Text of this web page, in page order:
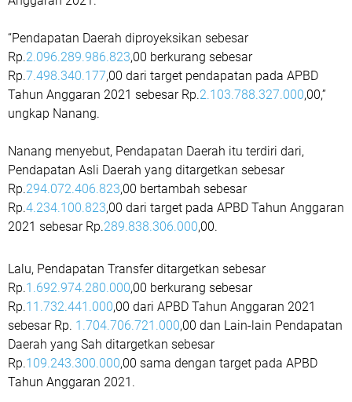
“Pendapatan Daerah diproyeksikan sebesar
Rp.2.096.289.986.823,00 berkurang sebesar
Rp.7.498.340.177,00 dari target pendapatan pada APBD
Tahun Anggaran 2021 sebesar Rp.2.103.788.327.000,00,”
ungkap Nanang.
Nanang menyebut, Pendapatan Daerah itu terdiri dari,
Pendapatan Asli Daerah yang ditargetkan sebesar
Rp.294.072.406.823,00 bertambah sebesar
Rp.4.234.100.823,00 dari target pada APBD Tahun Anggaran
2021 sebesar Rp.289.838.306.000,00.
Lalu, Pendapatan Transfer ditargetkan sebesar
Rp.1.692.974.280.000,00 berkurang sebesar
Rp.11.732.441.000,00 dari APBD Tahun Anggaran 2021
sebesar Rp. 1.704.706.721.000,00 dan Lain-lain Pendapatan
Daerah yang Sah ditargetkan sebesar
Rp.109.243.300.000,00 sama dengan target pada APBD
Tahun Anggaran 2021.